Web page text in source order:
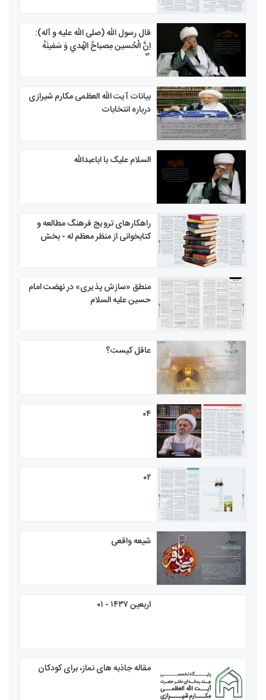
قال رسول الله (صلی الله علیه و آله):
اِنَّ الْحُسين مِصباحُ الهُدي وَ سَفينَهُ
الْنِّجاه
بیانات آیت الله العظمی مکارم شیرازی
درباره انتخابات
السلام علیک با اباعبدالله
راهكارهای ترویج فرهنگ مطالعه و
كتابخوانی از منظر معظم له - بخش
منطق «سازش پذیری» در نهضت امام
حسین علیه السلام
عاقل کیست؟
۰۴
۰۲
شیعه واقعی
اربعین ۱۴۳۷ - ۰۱
مقاله جاذبه های نماز، برای کودکان